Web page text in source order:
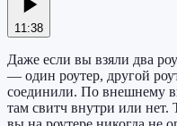
11:38
Даже если вы взяли два
— один роутер, другой
соединили. По внешнему
там свитч внутри или